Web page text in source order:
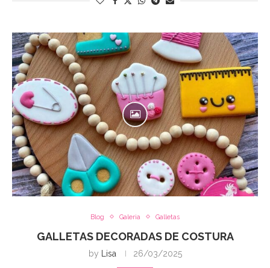
Blog Galeria Galletas
GALLETAS DECORADAS DE COSTURA
by Lisa 26/03/2025